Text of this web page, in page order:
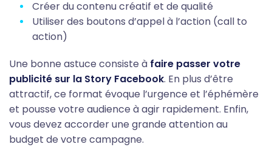
Créer du contenu créatif et de qualité
Utiliser des boutons d’appel à l’action (call to
action)
Une bonne astuce consiste à faire passer votre
publicité sur la Story Facebook. En plus d’être
attractif, ce format évoque l’urgence et l’éphémère
et pousse votre audience à agir rapidement. Enfin,
vous devez accorder une grande attention au
budget de votre campagne.